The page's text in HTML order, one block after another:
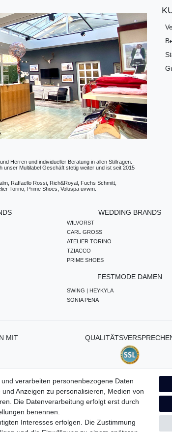
Herren und individueller Beratung in allen Stilfragen.
Multilabel Geschäft stetig weiter und ist seit 2015
Raffaello Rossi, Rich&Royal, Fuchs Schmitt,
Torino, Prime Shoes, Voluspa uvwm.
WEDDING BRANDS
WILVORST
CARL GROSS
ATELIER TORINO
TZIACCO
PRIME SHOES
FESTMODE DAMEN
SWING | HEYKYLA
SONIA PENA
MIT
AGB Widerrufs­recht Vertrag widerrufen
verarbeiten personenbezogene Daten
Anzeigen zu personalisieren, Medien von
Die Datenverarbeitung erfolgt erst durch
benennen.
Interesses erfolgen. Die Zustimmung